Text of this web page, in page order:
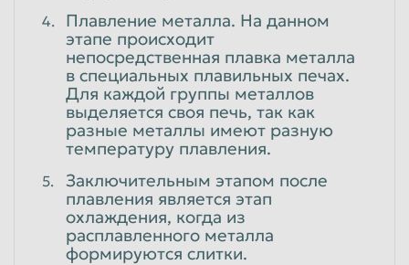
Плавление металла. На данном
этапе происходит
непосредственная плавка металла
в специальных плавильных печах.
Для каждой группы металлов
выделяется своя печь, так как
разные металлы имеют разную
температуру плавления.
Заключительным этапом после
плавления является этап
охлаждения, когда из
расплавленного металла
формируются слитки.